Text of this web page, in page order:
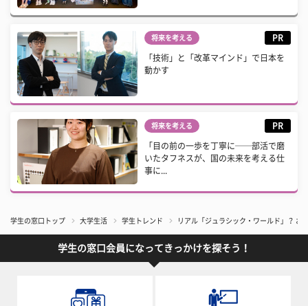
将来を考える PR
「技術」と「改革マインド」で日本を
動かす
将来を考える PR
「目の前の一歩を丁寧に──部活で磨
いたタフネスが、国の未来を考える仕
事に...
学生の窓口トップ 大学生活 学生トレンド リアル「ジュラシック・ワールド」？
学生の窓口会員になってきっかけを探そう！